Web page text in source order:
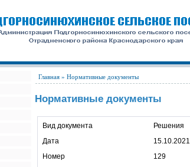
Главная » Нормативные документы
Нормативные документы
Вид документа
Решения
Дата
15.10.2021
Номер
129